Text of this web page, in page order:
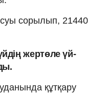
сорылып, 21440
жертөле үй-
құтқару